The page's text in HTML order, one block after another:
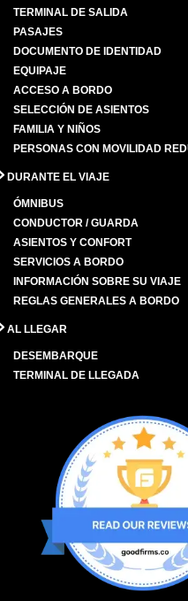
TERMINAL DE SALIDA
PASAJES
DOCUMENTO DE IDENTIDAD
EQUIPAJE
ACCESO A BORDO
SELECCIÓN DE ASIENTOS
FAMILIA Y NIÑOS
PERSONAS CON MOVILIDAD
DURANTE EL VIAJE
ÓMNIBUS
CONDUCTOR / GUARDA
ASIENTOS Y CONFORT
SERVICIOS A BORDO
INFORMACIÓN SOBRE SU VIAJE
REGLAS GENERALES A BORDO
AL LLEGAR
DESEMBARQUE
TERMINAL DE LLEGADA